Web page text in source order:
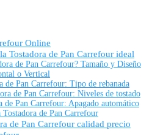
Online
Tostadora de Pan Carrefour ideal
de Pan Carrefour? Tamaño y Diseño
o Vertical
de Pan Carrefour: Tipo de rebanada
de Pan Carrefour: Niveles de tostado
de Pan Carrefour: Apagado automático
de Pan Carrefour
de Pan Carrefour calidad precio